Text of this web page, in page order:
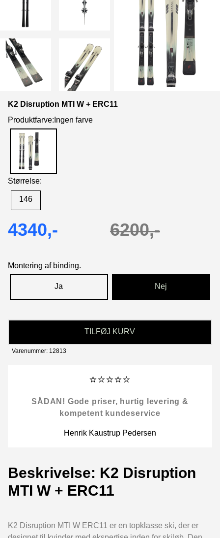
K2 Disruption MTI W + ERC11
Produktfarve:Ingen farve
Størrelse:
146
4340,- 6200,-
Montering af binding.
Ja Nej
TILFØJ KURV
Varenummer: 12813
⭐⭐⭐⭐⭐
SÅDAN! Gode priser, hurtig levering &
kompetent kundeservice
Henrik Kaustrup Pedersen
Beskrivelse: K2 Disruption
MTI W + ERC11
K2 Disruption MTI W ERC11 er en topklasse ski, der er